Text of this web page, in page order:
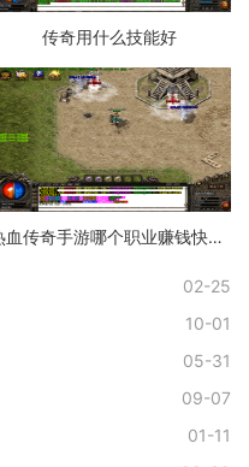
传奇用什么技能好
热血传奇手游哪个职业赚钱快一点
02-25
10-01
05-31
09-07
01-11